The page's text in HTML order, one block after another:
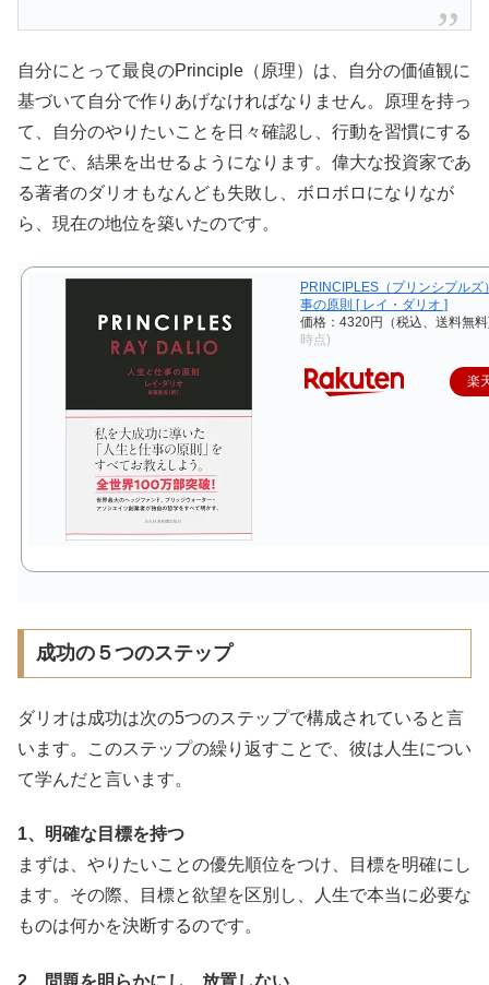
自分にとって最良のPrinciple（原理）は、自分の価値観に
基づいて自分で作りあげなければなりません。原理を持っ
て、自分のやりたいことを日々確認し、行動を習慣にする
ことで、結果を出せるようになります。偉大な投資家であ
る著者のダリオもなんども失敗し、ボロボロになりなが
ら、現在の地位を築いたのです。
PRINCIPLES（プリンシプルズ
事の原則 [ レイ・ダリオ ]
価格：4320円（税込、送料無
時点)
楽
成功の５つのステップ
ダリオは成功は次の5つのステップで構成されていると言
います。このステップの繰り返すことで、彼は人生につい
て学んだと言います。
1、明確な目標を持つ
まずは、やりたいことの優先順位をつけ、目標を明確にし
ます。その際、目標と欲望を区別し、人生で本当に必要な
ものは何かを決断するのです。
2、問題を明らかにし、放置しない